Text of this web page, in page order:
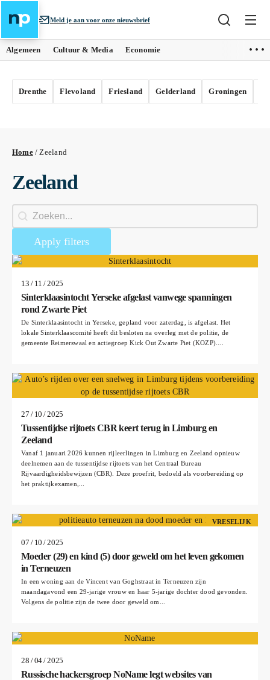
Meld je aan voor onze nieuwsbrief
Algemeen Cultuur & Media Economie
Drenthe Flevoland Friesland Gelderland Groningen
Home/Zeeland
Zeeland
Search
Apply filters
13 / 11 / 2025
Sinterklaasintocht Yerseke afgelast vanwege spanningen
rond Zwarte Piet
De Sinterklaasintocht in Yerseke, gepland voor zaterdag, is afgelast. Het
lokale Sinterklaascomité heeft dit besloten na overleg met de politie, de
gemeente Reimerswaal en actiegroep Kick Out Zwarte Piet (KOZP)....
27 / 10 / 2025
Tussentijdse rijtoets CBR keert terug in Limburg en
Zeeland
Vanaf 1 januari 2026 kunnen rijleerlingen in Limburg en Zeeland opnieuw
deelnemen aan de tussentijdse rijtoets van het Centraal Bureau
Rijvaardigheidsbewijzen (CBR). Deze proefrit, bedoeld als voorbereiding op
het praktijkexamen,...
VRESELIJK
07 / 10 / 2025
Moeder (29) en kind (5) door geweld om het leven gekomen
in Terneuzen
In een woning aan de Vincent van Goghstraat in Terneuzen zijn
maandagavond een 29-jarige vrouw en haar 5-jarige dochter dood gevonden.
Volgens de politie zijn de twee door geweld om...
28 / 04 / 2025
​Russische hackersgroep NoName legt websites van